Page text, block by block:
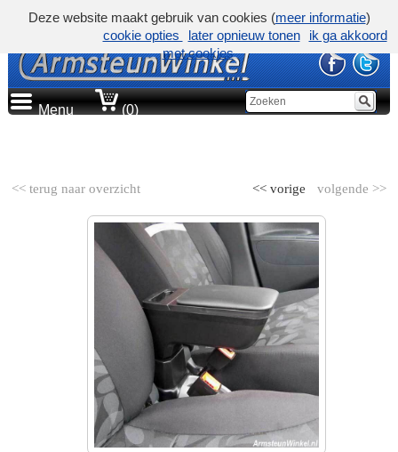
Menu (0)
<< terug naar overzicht volgende >>
<< vorige
Deze website maakt gebruik van cookies (meer informatie)
cookie opties
later opnieuw tonen
ik ga akkoord
met cookies